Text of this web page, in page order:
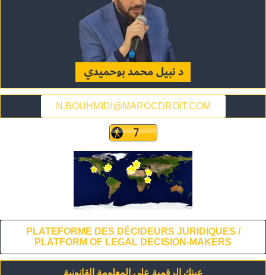
N.BOUHMIDI@MAROCDROIT.COM
PLATEFORME DES DÉCIDEURS JURIDIQUES /
PLATFORM OF LEGAL DECISION-MAKERS
عينك الرقمية على المعلومة القانونية